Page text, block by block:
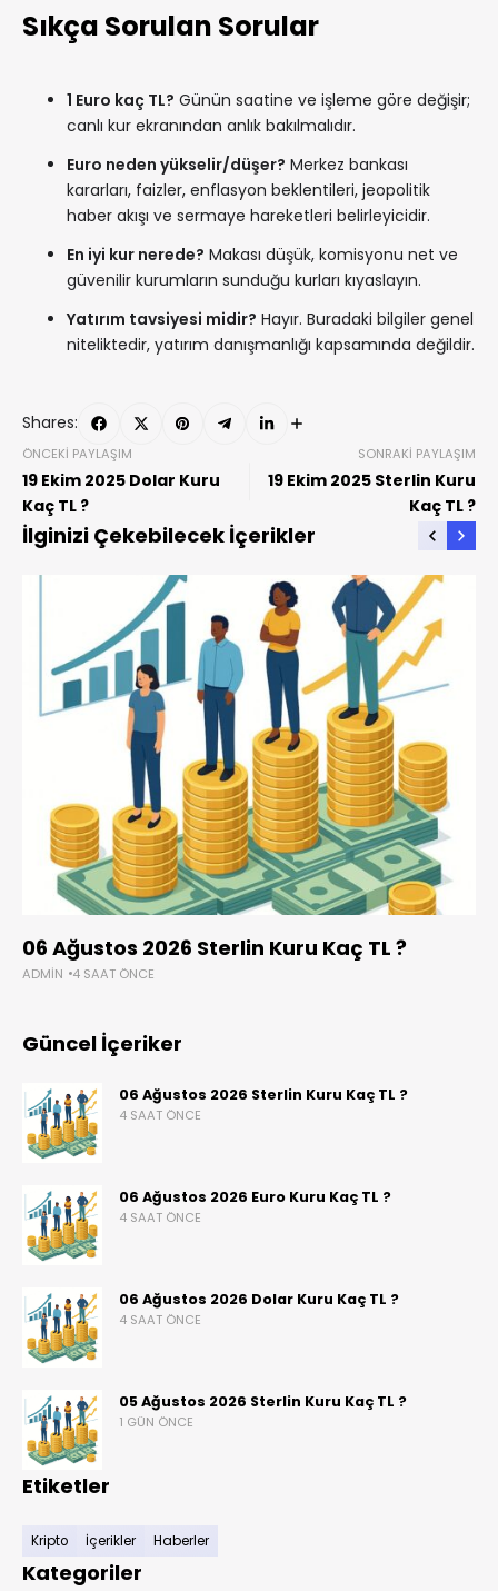
Sıkça Sorulan Sorular
1 Euro kaç TL? Günün saatine ve işleme göre değişir;
canlı kur ekranından anlık bakılmalıdır.
Euro neden yükselir/düşer? Merkez bankası
kararları, faizler, enflasyon beklentileri, jeopolitik
haber akışı ve sermaye hareketleri belirleyicidir.
En iyi kur nerede? Makası düşük, komisyonu net ve
güvenilir kurumların sunduğu kurları kıyaslayın.
Yatırım tavsiyesi midir? Hayır. Buradaki bilgiler genel
niteliktedir, yatırım danışmanlığı kapsamında değildir.
Shares:
ÖNCEKI PAYLAŞIM
19 Ekim 2025 Dolar Kuru
Kaç TL ?
SONRAKI PAYLAŞIM
19 Ekim 2025 Sterlin Kuru
Kaç TL ?
İlginizi Çekebilecek İçerikler
06 Ağustos 2026 Sterlin Kuru Kaç TL ?
ADMIN 4 SAAT ÖNCE
Güncel İçeriker
06 Ağustos 2026 Sterlin Kuru Kaç TL ?
4 SAAT ÖNCE
06 Ağustos 2026 Euro Kuru Kaç TL ?
4 SAAT ÖNCE
06 Ağustos 2026 Dolar Kuru Kaç TL ?
4 SAAT ÖNCE
05 Ağustos 2026 Sterlin Kuru Kaç TL ?
1 GÜN ÖNCE
Etiketler
Kripto İçerikler Haberler
Kategoriler